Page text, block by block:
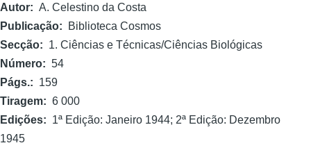
Autor
A. Celestino da Costa
Publicação
Biblioteca Cosmos
Secção
1. Ciências e Técnicas/Ciências Biológicas
Número
54
Págs.
159
Tiragem
6 000
Edições
1ª Edição: Janeiro 1944; 2ª Edição: Dezembro
1945